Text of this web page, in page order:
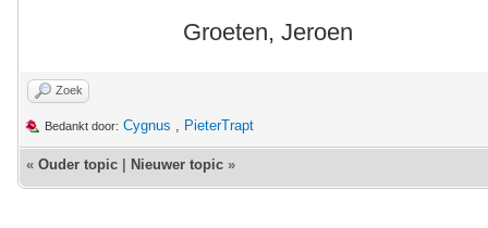
Groeten, Jeroen
Zoek
Bedankt door: Cygnus , PieterTrapt
« Ouder topic Nieuwer topic »